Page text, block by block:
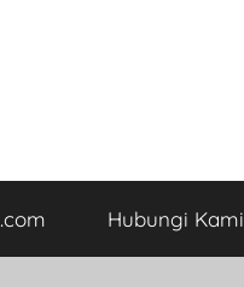
Hubungi Kami